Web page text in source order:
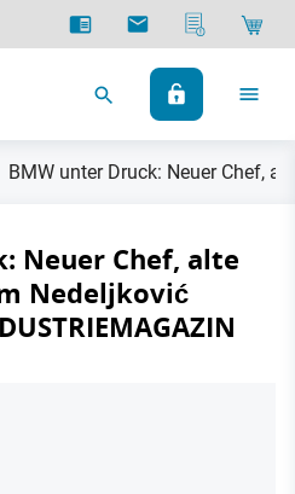
BMW unter Druck: Neuer Chef,
Neuer Chef, alte
Nedeljković